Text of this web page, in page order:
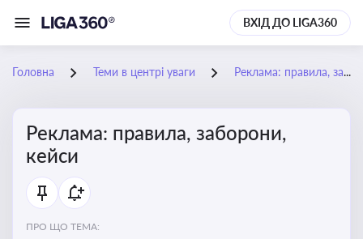
ВХІД ДО LIGA360
Головна Теми в центрі уваги Реклама: правила, заборони, кейси
Реклама: правила, заборони,
кейси
ПРО ЩО ТЕМА: